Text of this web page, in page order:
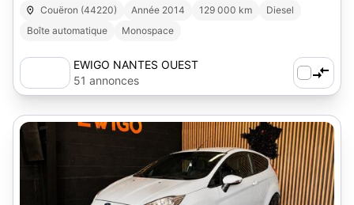
Couëron (44220) Année 2014 129 000 km
Diesel
Boîte automatique
Monospace
EWIGO NANTES OUEST
51 annonces